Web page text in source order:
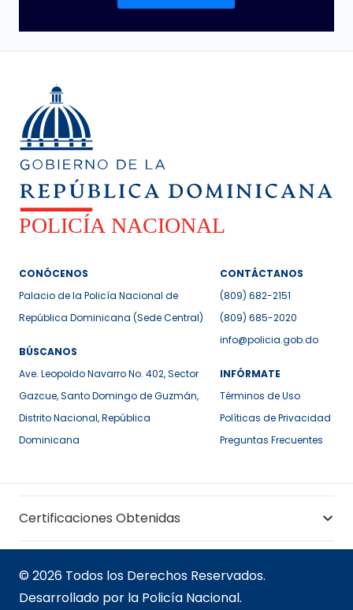
CONÓCENOS
Palacio de la Policía Nacional de
República Dominicana (Sede Central)
BÚSCANOS
Ave. Leopoldo Navarro No. 402, Sector
Gazcue, Santo Domingo de Guzmán,
Distrito Nacional, República
Dominicana
CONTÁCTANOS
(809) 682-2151
(809) 685-2020
info@policia.gob.do
INFÓRMATE
Términos de Uso
Políticas de Privacidad
Preguntas Frecuentes
Certificaciones Obtenidas
© 2026 Todos los Derechos Reservados.
Desarrollado por la Policía Nacional.